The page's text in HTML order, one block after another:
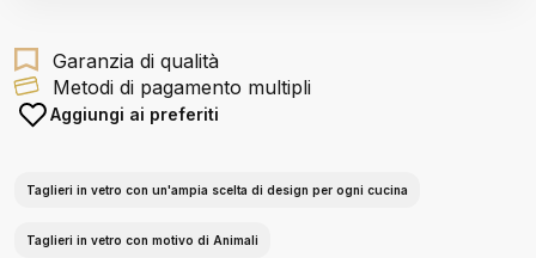
Garanzia di qualità
Metodi di pagamento multipli
Aggiungi ai preferiti
Taglieri in vetro con un'ampia scelta di design per ogni cucina
Taglieri in vetro con motivo di Animali